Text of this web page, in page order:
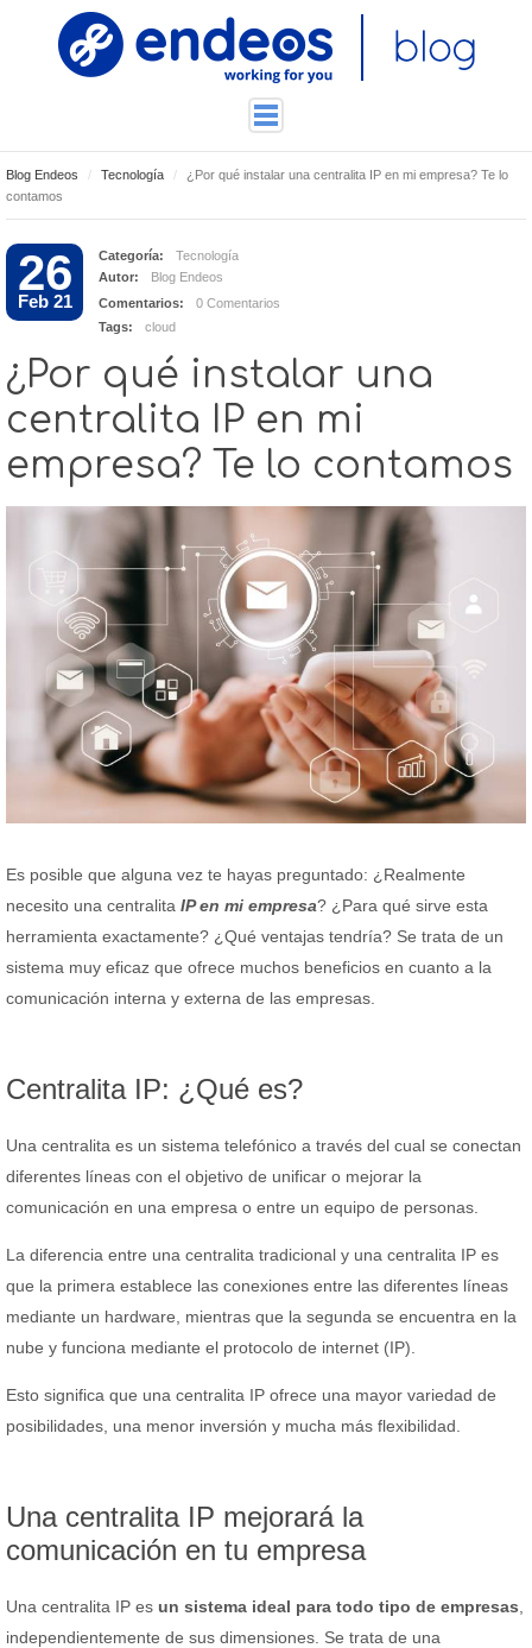
TUTORIALES
TECNOLOGÍA
Blog Endeos Tecnología
¿Por qué instalar una centralita IP en mi empresa? Te lo
contamos
26
Feb 21
Categoría:
Tecnología
Autor:
Blog Endeos
Comentarios:
0 Comentarios
Tags:
cloud
¿Por qué instalar una
centralita IP en mi
empresa? Te lo contamos
Es posible que alguna vez te hayas preguntado: ¿Realmente
necesito una centralita IP en mi empresa? ¿Para qué sirve esta
herramienta exactamente? ¿Qué ventajas tendría? Se trata de un
sistema muy eficaz que ofrece muchos beneficios en cuanto a la
comunicación interna y externa de las empresas.
Centralita IP: ¿Qué es?
Una centralita es un sistema telefónico a través del cual se conectan
diferentes líneas con el objetivo de unificar o mejorar la
comunicación en una empresa o entre un equipo de personas.
La diferencia entre una centralita tradicional y una centralita IP es
que la primera establece las conexiones entre las diferentes líneas
mediante un hardware, mientras que la segunda se encuentra en la
nube y funciona mediante el protocolo de internet (IP).
Esto significa que una centralita IP ofrece una mayor variedad de
posibilidades, una menor inversión y mucha más flexibilidad.
Una centralita IP mejorará la
comunicación en tu empresa
Una centralita IP es un sistema ideal para todo tipo de empresas
independientemente de sus dimensiones. Se trata de una